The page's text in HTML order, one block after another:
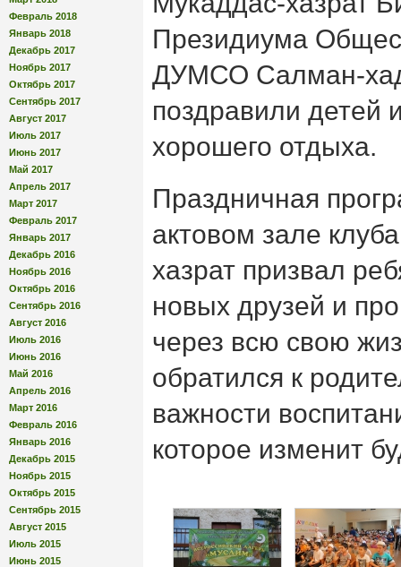
Февраль 2018
Январь 2018
Декабрь 2017
Ноябрь 2017
Октябрь 2017
Сентябрь 2017
Август 2017
Июль 2017
Июнь 2017
Май 2017
Апрель 2017
Март 2017
Февраль 2017
Январь 2017
Декабрь 2016
Ноябрь 2016
Октябрь 2016
Сентябрь 2016
Август 2016
Июль 2016
Июнь 2016
Май 2016
Апрель 2016
Март 2016
Февраль 2016
Январь 2016
Декабрь 2015
Ноябрь 2015
Октябрь 2015
Сентябрь 2015
Август 2015
Июль 2015
Июнь 2015
Президиума
ДУМСО Салман-
поздравили детей
хорошего отдыха.
Праздничная
актовом зале
хазрат призвал
новых друзей и
через всю свою
обратился к
важности
которое изменит